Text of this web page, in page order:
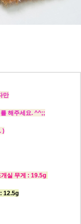
만
해주세요. ^^;;
)
실 무게 : 19.5g
12.5g